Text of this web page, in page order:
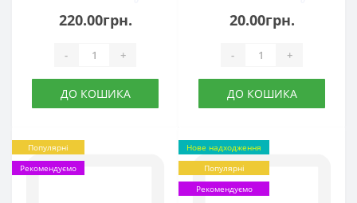
220.00грн.
- +
ДО КОШИКА
20.00грн.
- +
ДО КОШИКА
Популярні
Рекомендуємо
Нове надходження
Популярні
Рекомендуємо